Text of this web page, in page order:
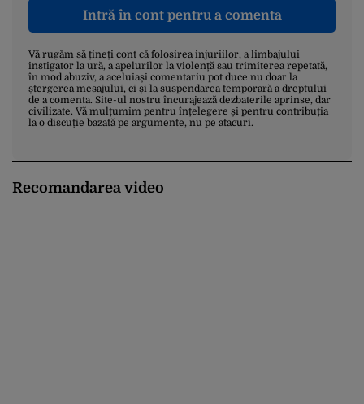
Intră în cont pentru a comenta
Vă rugăm să țineți cont că folosirea injuriilor, a limbajului
instigator la ură, a apelurilor la violență sau trimiterea repetată,
în mod abuziv, a aceluiași comentariu pot duce nu doar la
ștergerea mesajului, ci și la suspendarea temporară a dreptului
de a comenta. Site-ul nostru încurajează dezbaterile aprinse, dar
civilizate. Vă mulțumim pentru înțelegere și pentru contribuția
la o discuție bazată pe argumente, nu pe atacuri.
Recomandarea video